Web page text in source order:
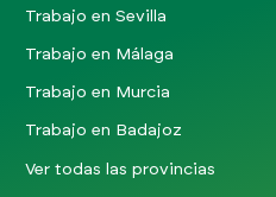
Trabajo en Sevilla
Trabajo en Málaga
Trabajo en Murcia
Trabajo en Badajoz
Ver todas las provincias